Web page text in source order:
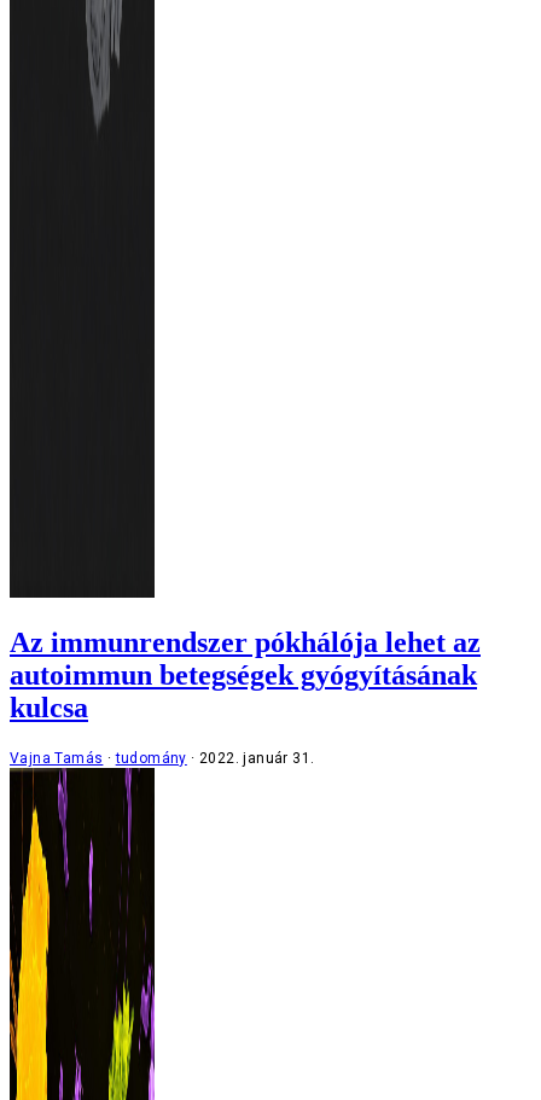
Az immunrendszer pókhálója lehet az
autoimmun betegségek gyógyításának
kulcsa
Vajna Tamás tudomány 2022. január 31.